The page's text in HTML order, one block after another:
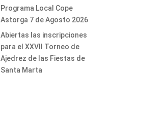
Programa Local Cope
Astorga 7 de Agosto 2026
Abiertas las inscripciones
para el XXVII Torneo de
Ajedrez de las Fiestas de
Santa Marta